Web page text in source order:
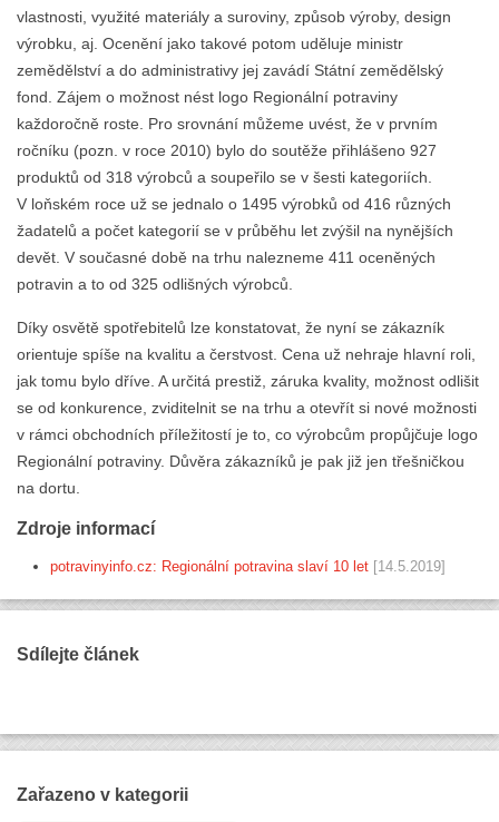
vlastnosti, využité materiály a suroviny, způsob výroby, design
výrobku, aj. Ocenění jako takové potom uděluje ministr
zemědělství a do administrativy jej zavádí Státní zemědělský
fond. Zájem o možnost nést logo Regionální potraviny
každoročně roste. Pro srovnání můžeme uvést, že v prvním
ročníku (pozn. v roce 2010) bylo do soutěže přihlášeno 927
produktů od 318 výrobců a soupeřilo se v šesti kategoriích.
V loňském roce už se jednalo o 1495 výrobků od 416 různých
žadatelů a počet kategorií se v průběhu let zvýšil na nynějších
devět. V současné době na trhu nalezneme 411 oceněných
potravin a to od 325 odlišných výrobců.
Díky osvětě spotřebitelů lze konstatovat, že nyní se zákazník
orientuje spíše na kvalitu a čerstvost. Cena už nehraje hlavní roli,
jak tomu bylo dříve. A určitá prestiž, záruka kvality, možnost odlišit
se od konkurence, zviditelnit se na trhu a otevřít si nové možnosti
v rámci obchodních příležitostí je to, co výrobcům propůjčuje logo
Regionální potraviny. Důvěra zákazníků je pak již jen třešničkou
na dortu.
Zdroje informací
potravinyinfo.cz: Regionální potravina slaví 10 let [14.5.2019]
Sdílejte článek
Zařazeno v kategorii